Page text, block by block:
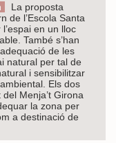
La proposta
de l’Escola Santa
en un lloc
També s’han
de les
natural per tal de
i sensibilitzar
Els dos
Menja’t Girona
la zona per
a destinació de